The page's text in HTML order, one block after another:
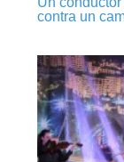
contra un